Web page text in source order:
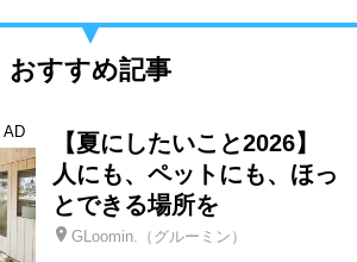
おすすめ記事
AD
【夏にしたいこと2026】
人にも、ペットにも、ほっ
とできる場所を
GLoomin.（グルーミン）